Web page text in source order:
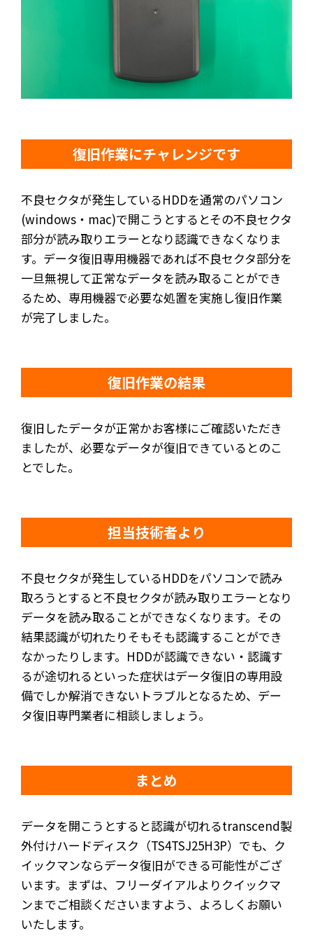
復旧作業にチャレンジです
不良セクタが発生しているHDDを通常のパソコン
(windows・mac)で開こうとするとその不良セクタ
部分が読み取りエラーとなり認識できなくなりま
す。データ復旧専用機器であれば不良セクタ部分を
一旦無視して正常なデータを読み取ることができ
るため、専用機器で必要な処置を実施し復旧作業
が完了しました。
復旧作業の結果
復旧したデータが正常かお客様にご確認いただき
ましたが、必要なデータが復旧できているとのこ
とでした。
担当技術者より
不良セクタが発生しているHDDをパソコンで読み
取ろうとすると不良セクタが読み取りエラーとなり
データを読み取ることができなくなります。その
結果認識が切れたりそもそも認識することができ
なかったりします。HDDが認識できない・認識す
るが途切れるといった症状はデータ復旧の専用設
備でしか解消できないトラブルとなるため、デー
タ復旧専門業者に相談しましょう。
まとめ
データを開こうとすると認識が切れるtranscend製
外付けハードディスク（TS4TSJ25H3P）でも、ク
イックマンならデータ復旧ができる可能性がござ
います。まずは、フリーダイアルよりクイックマ
ンまでご相談くださいますよう、よろしくお願い
いたします。